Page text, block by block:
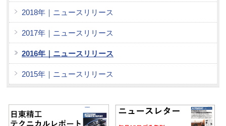
2018年｜ニュースリリース
2017年｜ニュースリリース
2016年｜ニュースリリース
2015年｜ニュースリリース